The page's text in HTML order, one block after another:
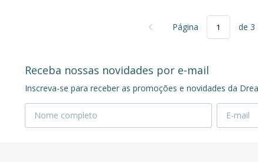
Página de 3
Receba nossas novidades por e-mail
Inscreva-se para receber as promoções e novidades da